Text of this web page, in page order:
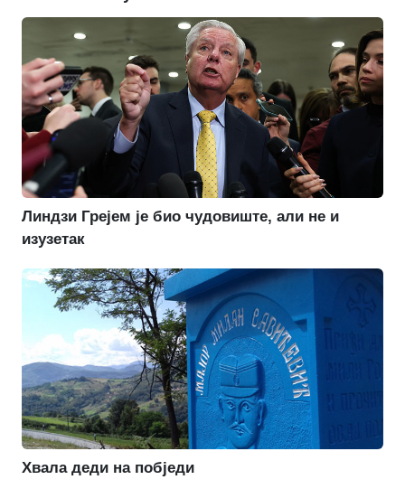
Линдзи Грејем је био чудовиште, али не и
изузетак
Хвала деди на побједи